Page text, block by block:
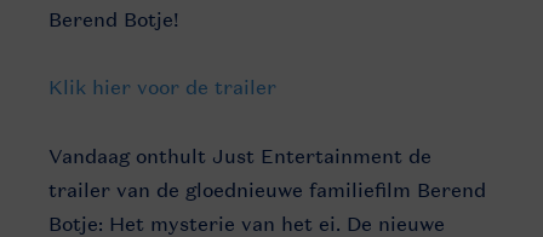
Berend Botje!
Klik hier voor de trailer
Vandaag onthult Just Entertainment de
trailer van de gloednieuwe familiefilm Berend
Botje: Het mysterie van het ei. De nieuwe